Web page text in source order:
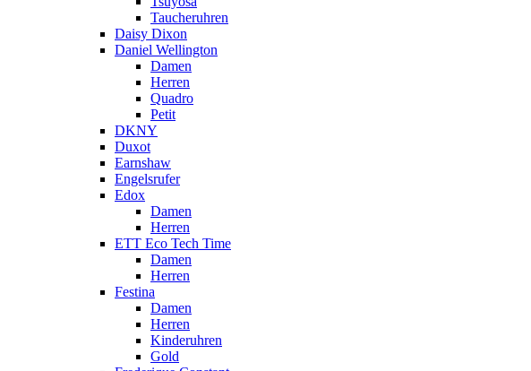
Taucheruhren
Daisy Dixon
Daniel Wellington
Damen
Herren
Quadro
Petit
DKNY
Duxot
Earnshaw
Engelsrufer
Edox
Damen
Herren
ETT Eco Tech Time
Damen
Herren
Festina
Damen
Herren
Kinderuhren
Gold